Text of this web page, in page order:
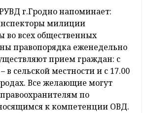
г.Гродно напоминает:
милиции
всех общественных
правопорядка еженедельно
прием граждан: с
в сельской местности и с 17.00
Все желающие могут
по
к компетенции ОВД.